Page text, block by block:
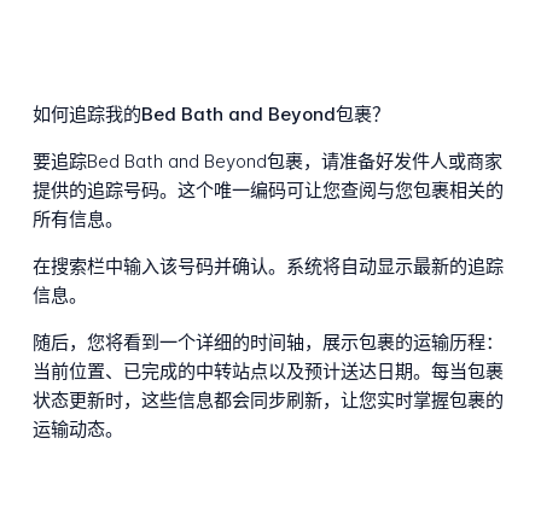
如何追踪我的Bed Bath and Beyond包裹？
要追踪Bed Bath and Beyond包裹，请准备好发件人或商家
提供的追踪号码。这个唯一编码可让您查阅与您包裹相关的
所有信息。
在搜索栏中输入该号码并确认。系统将自动显示最新的追踪
信息。
随后，您将看到一个详细的时间轴，展示包裹的运输历程：
当前位置、已完成的中转站点以及预计送达日期。每当包裹
状态更新时，这些信息都会同步刷新，让您实时掌握包裹的
运输动态。